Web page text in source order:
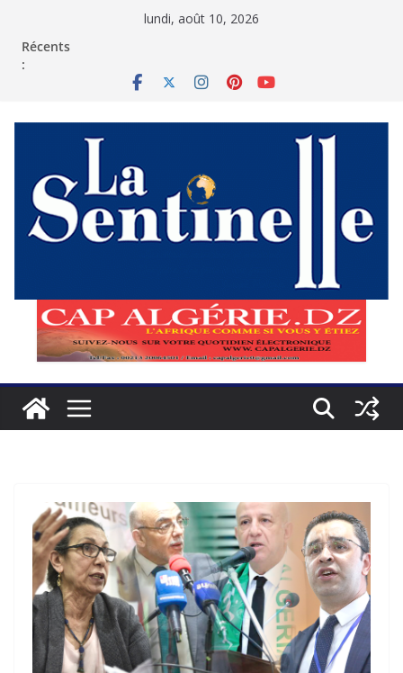
lundi, août 10, 2026
Récents
: